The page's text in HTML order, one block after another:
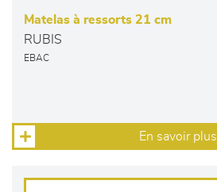
Matelas à ressorts 21 cm
RUBIS
EBAC
En savoir plus